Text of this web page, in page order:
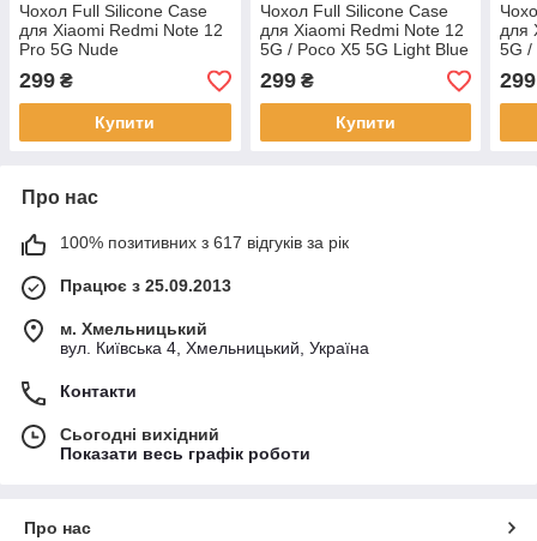
Чохол Full Silicone Case
для Xiaomi Redmi Note 12
Pro 5G Nude
299 ₴
Купити
Чохол Full Silicone Case
для Xiaomi Redmi Note 12
5G / Poco X5 5G Light Blue
299₴
Купити
для
5G /
299
Про нас
100% позитивних з 617 відгуків за рік
Працює з 25.09.2013
м. Хмельницький
вул. Київська 4, Хмельницький, Україна
Контакти
Сьогодні вихідний
Показати весь графік роботи
Про нас